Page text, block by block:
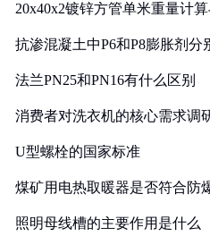
20x40x2镀锌方管单米重量计
抗渗混凝土中P6和P8膨胀剂分
法兰PN25和PN16有什么区别
消费者对洗衣机的核心需求调
U型螺栓的国家标准
煤矿用电热取暖器是否符合防
照明母线槽的主要作用是什么